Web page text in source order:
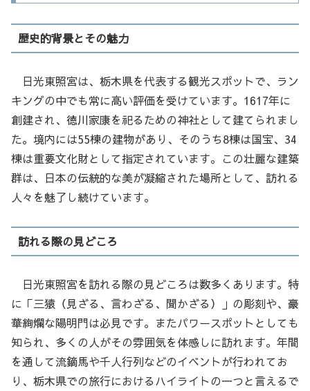
歴史的背景とその魅力
日光東照宮は、栃木県を代表する観光スポットで、ラン
キングの中でも常に高い評価を受けています。1617年に
創建され、徳川家康を祀るための神社として建てられまし
た。境内には55棟の建物があり、そのうち8棟は国宝、34
棟は重要文化財として指定されています。この壮麗な建築
群は、日本の伝統的な美が凝縮された場所として、訪れる
人々を魅了し続けています。
訪れる際の見どころ
日光東照宮を訪れる際の見どころは数多くあります。特
に「三猿（見ざる、言わざる、聞かざる）」の彫刻や、豪
華絢爛な陽明門は必見です。またパワースポットとしても
知られ、多くの人がその雰囲気を体感しに訪れます。年間
を通して流鏑馬や千人行列などのイベントが行われてお
り、栃木県での旅行におけるハイライトの一つと言えるで